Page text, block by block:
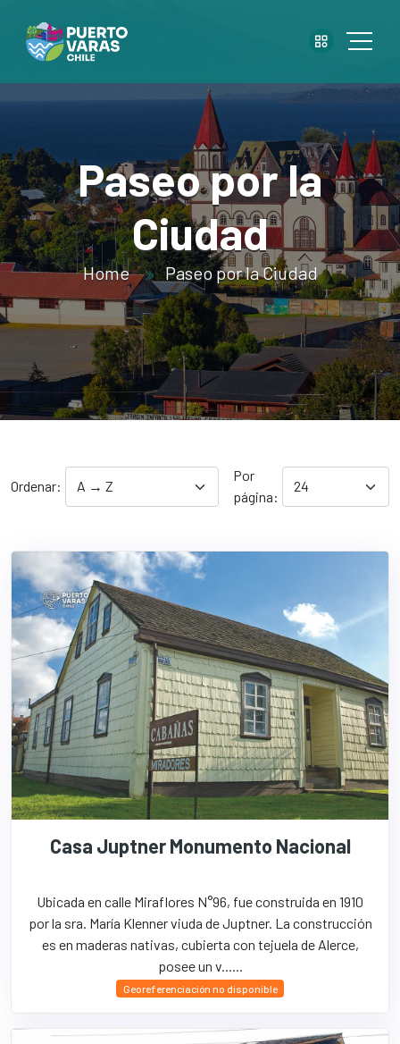
Paseo por la
Ciudad
Home Paseo por la Ciudad
Ordenar:
Por
página:
Casa Juptner Monumento Nacional
Ubicada en calle Miraflores N°96, fue construida en 1910
por la sra. María Klenner viuda de Juptner. La construcción
es en maderas nativas, cubierta con tejuela de Alerce,
posee un v......
Georeferenciación no disponible